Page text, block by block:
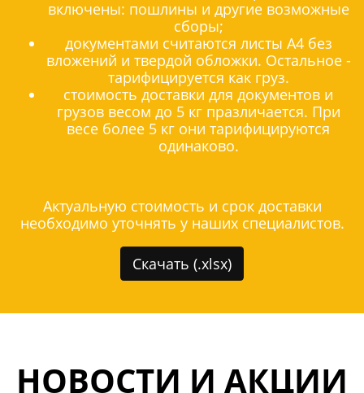
включены: пошлины и другие возможные
сборы;
документами считаются листы А4 без
вложений и твердой обложки. Остальное -
тарифицируется как груз.
стоимость доставки для документов и
грузов весом до 5 кг празличается. При
весе более 5 кг они тарифицируются
одинаково.
Актуальную стоимость и срок доставки
необходимо уточнять у наших специалистов.
Скачать (.xlsx)
НОВОСТИ И АКЦИИ